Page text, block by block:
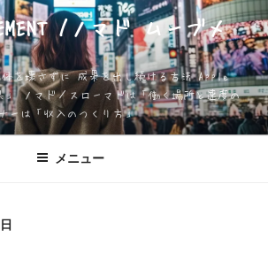
/ノマド ムーブメ
体を壊さずに 成果を出し続ける方法 Apple
」 ノマド／スローマドは「働く場所と速度の
ーは「収入のつくり方」
メニュー